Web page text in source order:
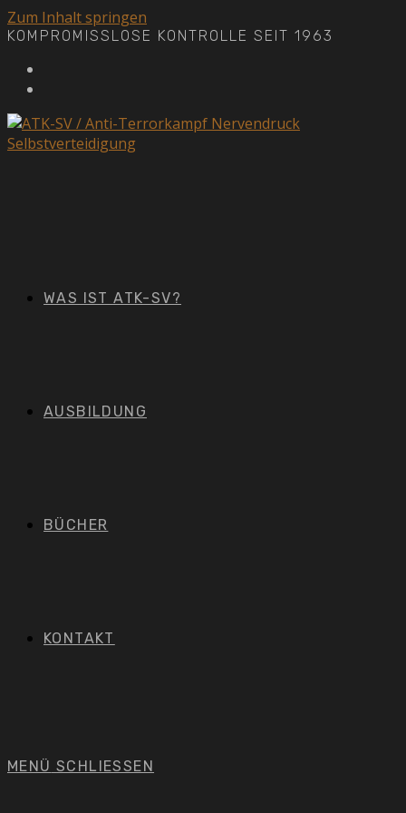
Zum Inhalt springen
KOMPROMISSLOSE KONTROLLE SEIT 1963
WAS IST ATK-SV?
AUSBILDUNG
BÜCHER
KONTAKT
MENÜ SCHLIESSEN